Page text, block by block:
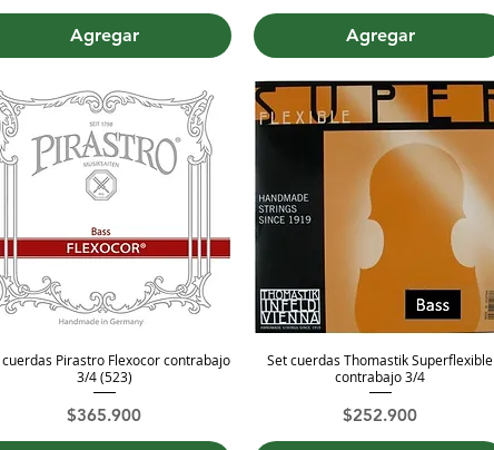
Agregar Agregar
Vista rápida
cuerdas Pirastro Flexocor contrabajo
3/4 (523)
Precio
$365.900
Vista rápida
Set cuerdas Thomastik Superflexible
contrabajo 3/4
Precio
$252.900